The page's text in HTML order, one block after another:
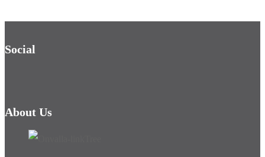
Social
About Us